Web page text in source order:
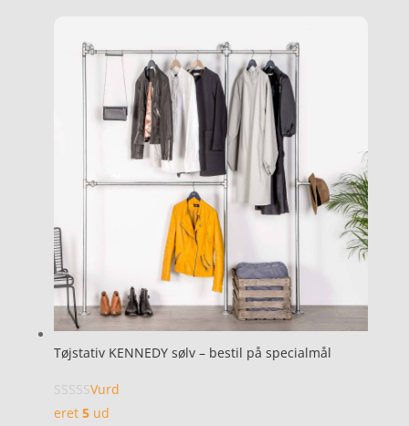
Tøjstativ KENNEDY sølv – bestil på specialmål
Vurd
eret 5ud